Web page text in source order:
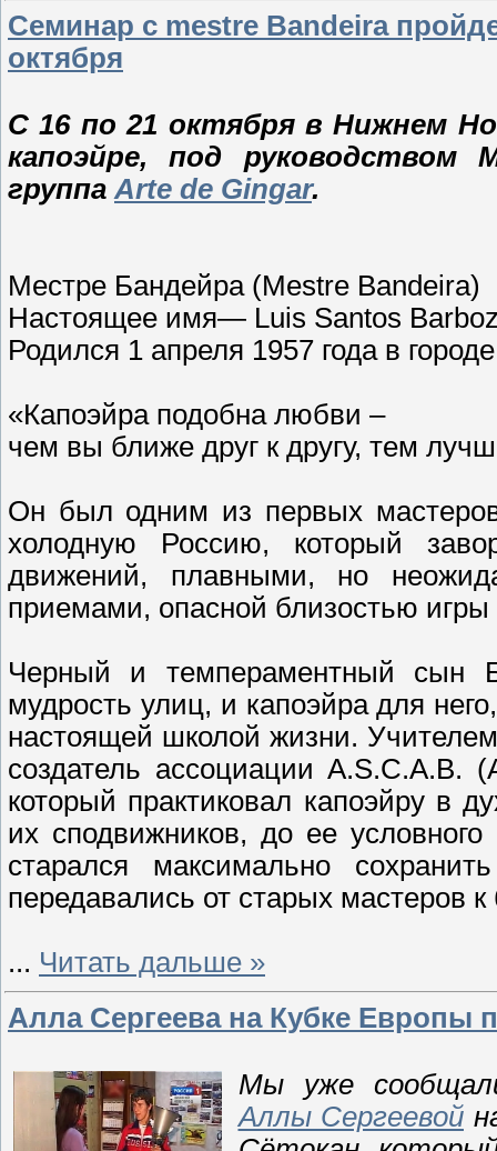
Семинар с mestre Bandeira
октября
С 16 по 21 октября в Нижнем
капоэйре, под руководством
группа Arte de Gingar.
Местре Бандейра (Mestre Bandeira)
Настоящее имя— Luis Santos
Родился 1 апреля 1957 года в
«Капоэйра подобна любви –
чем вы ближе друг к другу, тем
Он был одним из первых
холодную Россию, который
движений, плавными, но
приемами, опасной близостью
Черный и темпераментный сын
мудрость улиц, и капоэйра для
настоящей школой жизни.
создатель ассоциации A.S.C.A.B.
который практиковал капоэйру в
их сподвижников, до ее
старался максимально
передавались от старых мастеров
... Читать дальше »
Алла Сергеева на Кубке Европы
Мы уже
Аллы Сергеевой